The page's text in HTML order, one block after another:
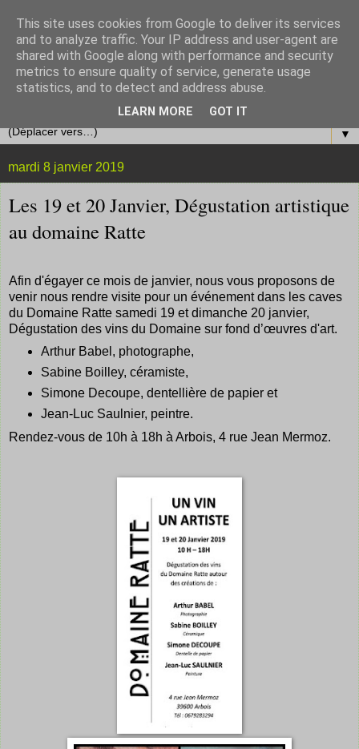
▼
mardi 8 janvier 2019
Les 19 et 20 Janvier, Dégustation artistique
au domaine Ratte
Afin d'égayer ce mois de janvier, nous vous proposons de
venir nous rendre visite pour un événement dans les caves
du Domaine Ratte samedi 19 et dimanche 20 janvier,
Dégustation des vins du Domaine sur fond d’œuvres d'art.
Arthur Babel, photographe,
Sabine Boilley, céramiste,
Simone Decoupe, dentellière de papier et
Jean-Luc Saulnier, peintre.
Rendez-vous de 10h à 18h à Arbois, 4 rue Jean Mermoz.
This site uses cookies from Google to deliver its services
and to analyze traffic. Your IP address and user-agent are
shared with Google along with performance and security
metrics to ensure quality of service, generate usage
statistics, and to detect and address abuse.
LEARN MORE GOT IT